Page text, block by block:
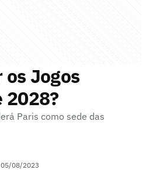
os Jogos
2028?
Paris como sede das
05/08/2023